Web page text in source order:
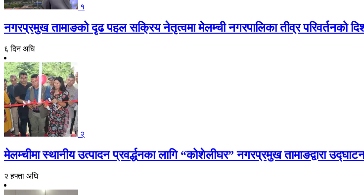
१
नगरप्रमुख तामाङको दृढ पहल सक्रिय नेतृत्वमा मेलम्ची नगरपालिका तीव्र परिवर्तनको
६ दिन अघि
२
मेलम्चीमा स्थानीय उत्पादन प्रवर्द्धनका लागि “कोशेलीघर” नगरप्रमुख तामाङद्वारा
२ हफ्ता अघि